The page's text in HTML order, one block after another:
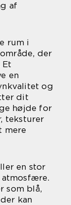
af
rum i
der
en
og
dit
højde for
teksturer
mere
en stor
atmosfære.
som blå,
kan